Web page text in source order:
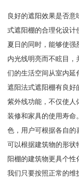
良好的遮阳效果是否
式遮阳棚的合理化设计
夏日的同时，能够使强
内光线明亮而不眩目，
们的生活空间从室内延
遮阳法式遮阳棚有良好
紫外线功能，不仅使人
装修和家具的使用寿命
色，用户可根据各自的
可以根据建筑物的形状
阳棚的建筑物更具个性
我们只要按照正常的维